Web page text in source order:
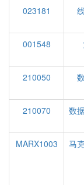
023181
001548
210050
210070
数
MARX1003
马